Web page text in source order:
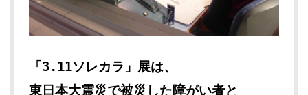
「3.11ソレカラ」展は、
東日本大震災で被災した障がい者と